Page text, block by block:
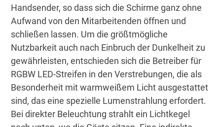
Handsender, so dass sich die Schirme ganz ohne
Aufwand von den Mitarbeitenden öffnen und
schließen lassen. Um die größtmögliche
Nutzbarkeit auch nach Einbruch der Dunkelheit zu
gewährleisten, entschieden sich die Betreiber für
RGBW LED-Streifen in den Verstrebungen, die als
Besonderheit mit warmweißem Licht ausgestattet
sind, das eine spezielle Lumenstrahlung erfordert.
Bei direkter Beleuchtung strahlt ein Lichtkegel